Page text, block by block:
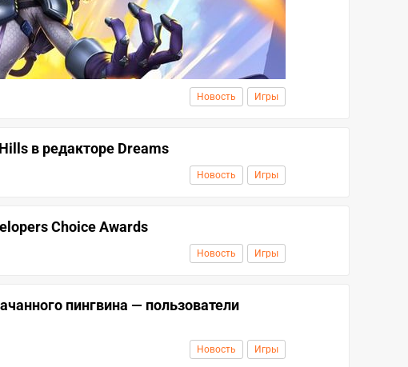
Новость Игры
в редакторе Dreams
Новость Игры
Choice Awards
Новость Игры
пингвина — пользователи
Новость Игры